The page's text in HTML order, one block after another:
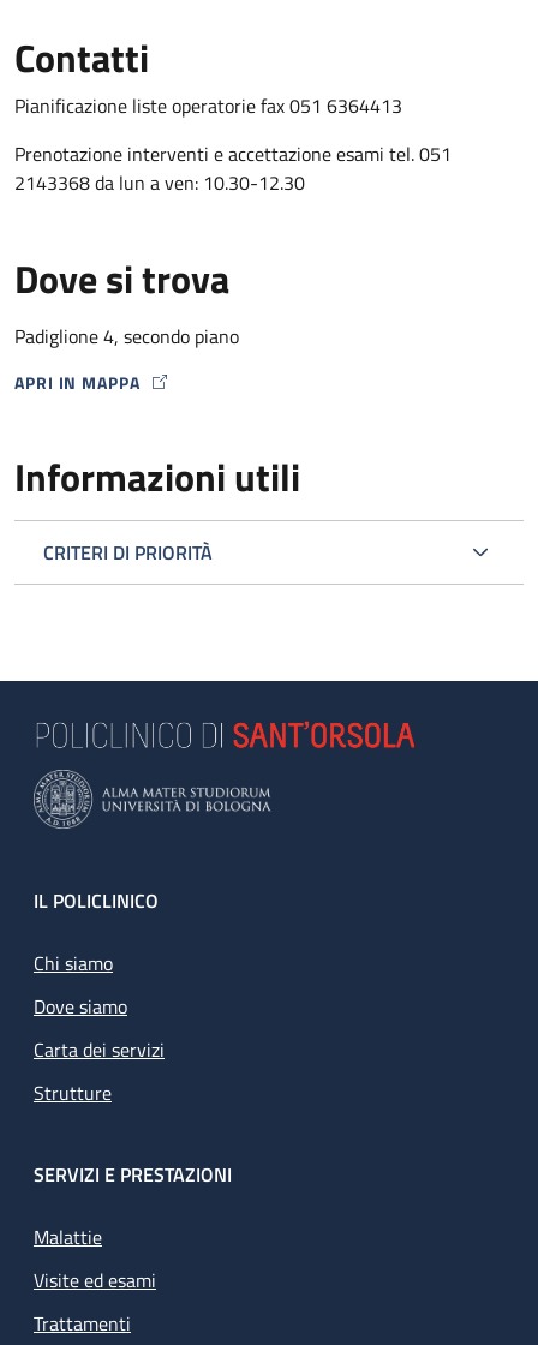
Contatti
Pianificazione liste operatorie fax 051 6364413
Prenotazione interventi e accettazione esami tel. 051
2143368 da lun a ven: 10.30-12.30
Dove si trova
Padiglione 4, secondo piano
APRI IN MAPPA
MAP ICON
Informazioni utili
CRITERI DI PRIORITÀ
Footer
IL POLICLINICO
Chi siamo
Dove siamo
Carta dei servizi
Strutture
SERVIZI E PRESTAZIONI
Malattie
Visite ed esami
Trattamenti